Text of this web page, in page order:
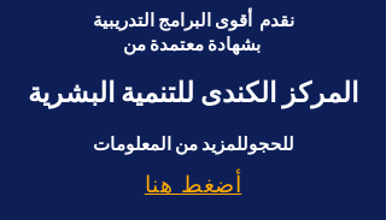
نقدم أقوى البرامج التدريبية
بشهادة معتمدة من
المركز الكندى للتنمية البشرية
للحجوللمزيد من المعلومات
أضغط هنا